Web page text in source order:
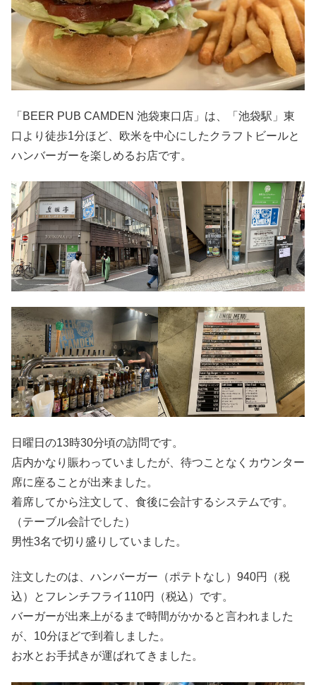
「BEER PUB CAMDEN 池袋東口店」は、「池袋駅」東
口より徒歩1分ほど、欧米を中心にしたクラフトビールと
ハンバーガーを楽しめるお店です。
日曜日の13時30分頃の訪問です。
店内かなり賑わっていましたが、待つことなくカウンター
席に座ることが出来ました。
着席してから注文して、食後に会計するシステムです。
（テーブル会計でした）
男性3名で切り盛りしていました。
注文したのは、ハンバーガー（ポテトなし）940円（税
込）とフレンチフライ110円（税込）です。
バーガーが出来上がるまで時間がかかると言われました
が、10分ほどで到着しました。
お水とお手拭きが運ばれてきました。